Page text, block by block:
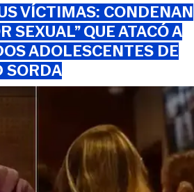
VÍCTIMAS: CONDENAN
SEXUAL” QUE ATACÓ A
ADOLESCENTES DE
SORDA